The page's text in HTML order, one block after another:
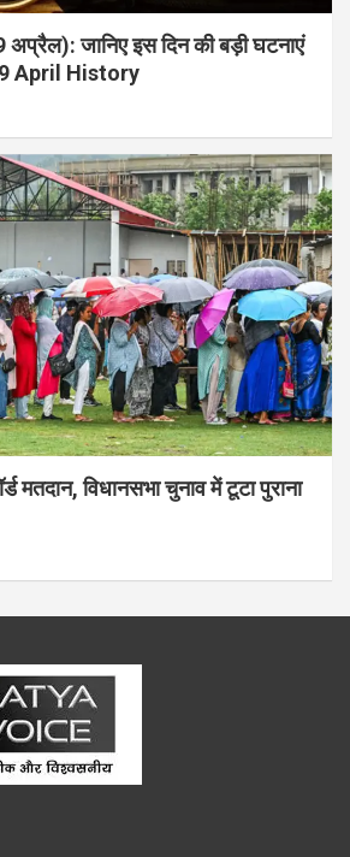
जानिए इस दिन की बड़ी घटनाएं
April History
मतदान, विधानसभा चुनाव में टूटा पुराना